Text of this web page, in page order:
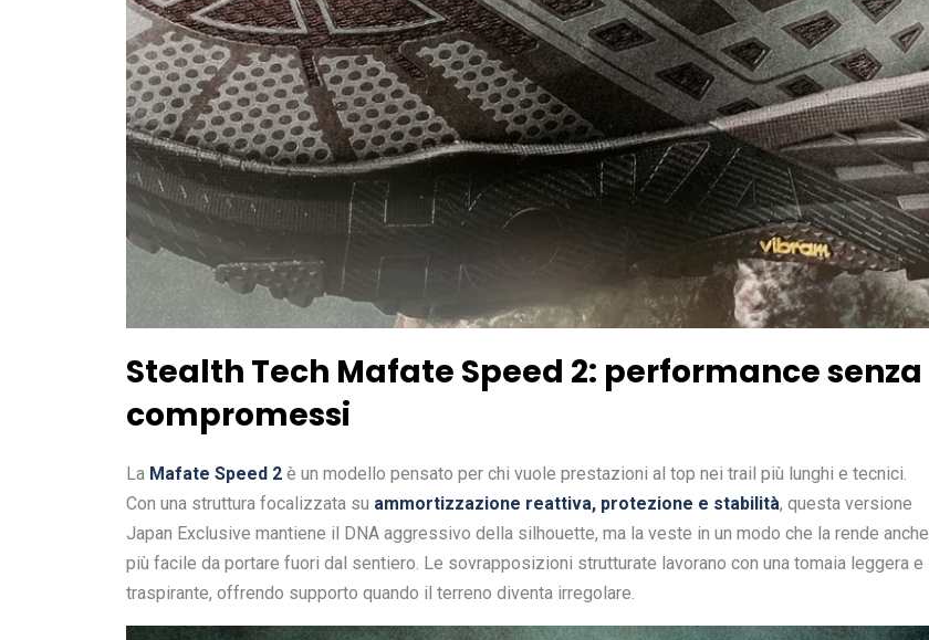
Stealth Tech Mafate Speed 2: performance senza
compromessi
La Mafate Speed 2 è un modello pensato per chi vuole prestazioni al top nei trail più lunghi e tecnici.
Con una struttura focalizzata su ammortizzazione reattiva, protezione e stabilità, questa versione
Japan Exclusive mantiene il DNA aggressivo della silhouette, ma la veste in un modo che la rende anche
più facile da portare fuori dal sentiero. Le sovrapposizioni strutturate lavorano con una tomaia leggera e
traspirante, offrendo supporto quando il terreno diventa irregolare.